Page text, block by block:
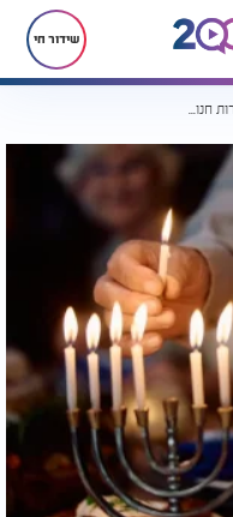
שידור חי
זמן הדלקת נרות חנוכה 2024 - מתי מדליקים נר ראשון?